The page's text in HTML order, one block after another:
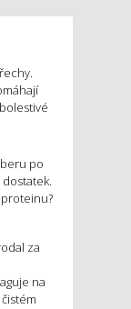
po
za
na